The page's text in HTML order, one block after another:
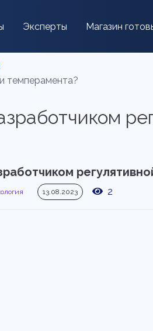
Эксперты Магазин
темперамента?
13.08.2023 2